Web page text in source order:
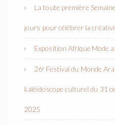
La toute première
jours pour célébrer la
Exposition Afrique Mode
26ᵉ Festival du Monde
kaléidoscope culturel du 31
2025